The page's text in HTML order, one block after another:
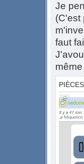
Je
(C'est
faut